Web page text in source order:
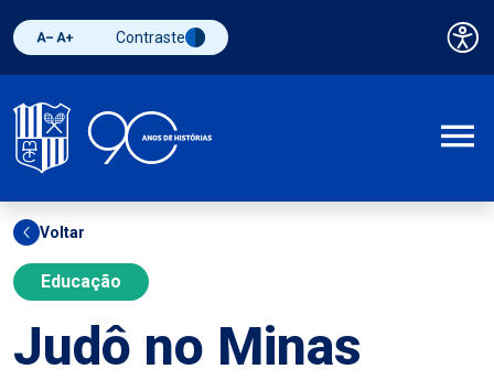
Diminuir fonte
Aumentar fonteAlternar contraste
Contraste
Voltar
Educação
Judô no Minas